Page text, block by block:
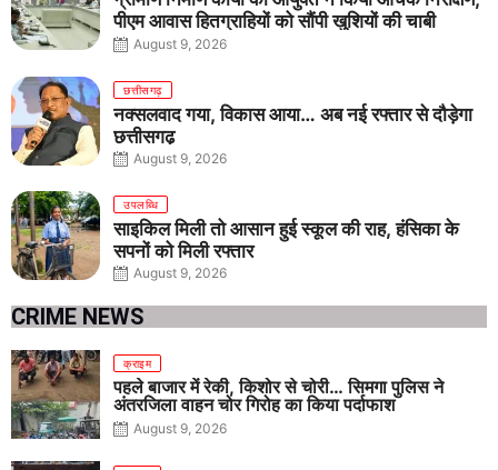
पीएम आवास हितग्राहियों को सौंपी खुशियों की चाबी
August 9, 2026
छत्तीसगढ़
नक्सलवाद गया, विकास आया… अब नई रफ्तार से दौड़ेगा
छत्तीसगढ़
August 9, 2026
उपलब्धि
साइकिल मिली तो आसान हुई स्कूल की राह, हंसिका के
सपनों को मिली रफ्तार
August 9, 2026
CRIME NEWS
क्राइम
पहले बाजार में रेकी, किशोर से चोरी… सिमगा पुलिस ने
अंतरजिला वाहन चोर गिरोह का किया पर्दाफाश
August 9, 2026